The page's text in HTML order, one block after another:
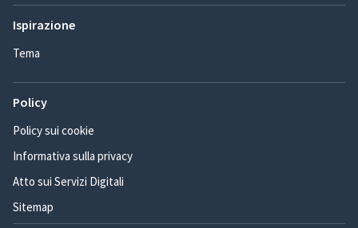
Ispirazione
Tema
Policy
Policy sui cookie
Informativa sulla privacy
Atto sui Servizi Digitali
Sitemap